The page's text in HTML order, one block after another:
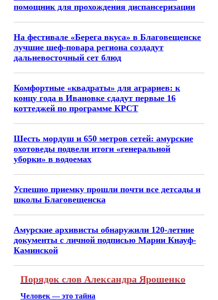
помощник для прохождения диспансеризации
На фестивале «Берега вкуса» в Благовещенске
лучшие шеф-повара региона создадут
дальневосточный сет блюд
Комфортные «квадраты» для аграриев: к
концу года в Ивановке сдадут первые 16
коттеджей по программе КРСТ
Шесть мордуш и 650 метров сетей: амурские
охотоведы подвели итоги «генеральной
уборки» в водоемах
Успешно приемку прошли почти все детсады и
школы Благовещенска
Амурские архивисты обнаружили 120-летние
документы с личной подписью Марии Кнауф-
Каминской
Порядок слов Александра Ярошенко
Человек — это тайна